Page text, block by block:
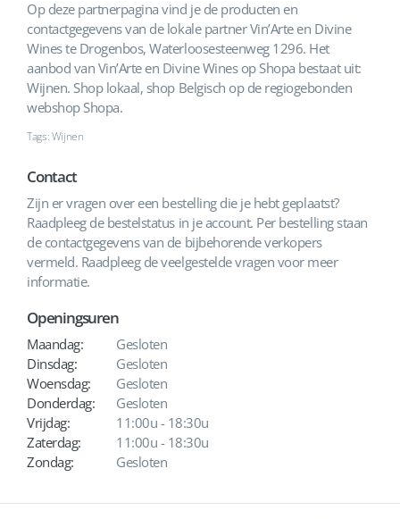
Op deze partnerpagina vind je de producten en
contactgegevens van de lokale partner Vin’Arte en Divine
Wines te Drogenbos, Waterloosesteenweg 1296. Het
aanbod van Vin’Arte en Divine Wines op Shopa bestaat uit:
Wijnen. Shop lokaal, shop Belgisch op de regiogebonden
webshop Shopa.
Tags: Wijnen
Contact
Zijn er vragen over een bestelling die je hebt geplaatst?
Raadpleeg de bestelstatus in je account. Per bestelling staan
de contactgegevens van de bijbehorende verkopers
vermeld. Raadpleeg de veelgestelde vragen voor meer
informatie.
Openingsuren
Maandag:
Gesloten
Dinsdag:
Gesloten
Woensdag:
Gesloten
Donderdag:
Gesloten
Vrijdag:
11:00u - 18:30u
Zaterdag:
11:00u - 18:30u
Zondag:
Gesloten